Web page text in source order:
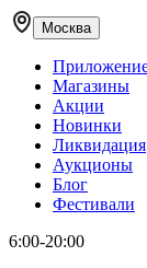
Москва
Магазины
Акции
Новинки
Ликвидация
Аукционы
Блог
Фестивали
6:00-20:00